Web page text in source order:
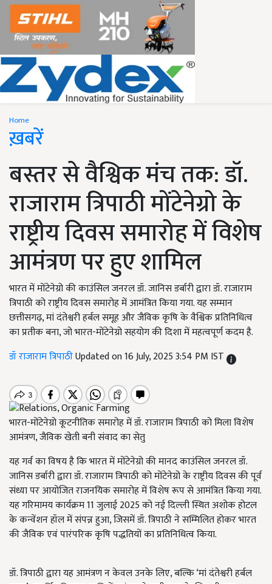
Home
ख़बरें
बस्तर से वैश्विक मंच तक: डॉ.
राजाराम त्रिपाठी मोंटेनेग्रो के
राष्ट्रीय दिवस समारोह में विशेष
आमंत्रण पर हुए शामिल
भारत में मोंटेनेग्रो की काउंसिल जनरल डॉ. जानिस डर्बारी द्वारा डॉ. राजाराम
त्रिपाठी को राष्ट्रीय दिवस समारोह में आमंत्रित किया गया. यह सम्मान
छत्तीसगढ़, मां दंतेश्वरी हर्बल समूह और जैविक कृषि के वैश्विक प्रतिनिधित्व
का प्रतीक बना, जो भारत-मोंटेनेग्रो सहयोग की दिशा में महत्वपूर्ण कदम है.
डॉ राजाराम त्रिपाठीUpdated on 16 July, 2025 3:54 PM IST
भारत-मोंटेनेग्रो कूटनीतिक समारोह में डॉ. राजाराम त्रिपाठी को मिला विशेष
आमंत्रण, जैविक खेती बनी संवाद का सेतु
यह गर्व का विषय है कि भारत में मोंटेनेग्रो की मानद काउंसिल जनरल डॉ.
जानिस डर्बारी द्वारा डॉ. राजाराम त्रिपाठी को मोंटेनेग्रो के राष्ट्रीय दिवस की पूर्व
संध्या पर आयोजित राजनयिक समारोह में विशेष रूप से आमंत्रित किया गया.
यह गरिमामय कार्यक्रम 11 जुलाई 2025 को नई दिल्ली स्थित अशोक होटल
के कन्वेंशन हॉल में संपन्न हुआ, जिसमें डॉ. त्रिपाठी ने सम्मिलित होकर भारत
की जैविक एवं पारंपरिक कृषि पद्धतियों का प्रतिनिधित्व किया.
डॉ. त्रिपाठी द्वारा यह आमंत्रण न केवल उनके लिए, बल्कि ‘मां दंतेश्वरी हर्बल